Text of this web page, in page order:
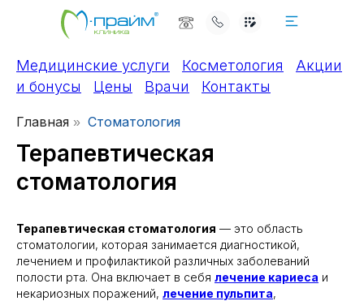
Медицинские услуги Косметология
Акции
и бонусы
Цены Врачи Контакты
Главная » Стоматология
Терапевтическая
стоматология
Терапевтическая стоматология — это область
стоматологии, которая занимается диагностикой,
лечением и профилактикой различных заболеваний
полости рта. Она включает в себя лечение кариеса и
некариозных поражений, лечение пульпита,